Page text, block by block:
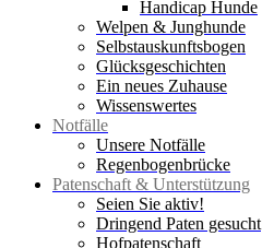
Handicap Hunde
Welpen & Junghunde
Selbstauskunftsbogen
Glücksgeschichten
Ein neues Zuhause
Wissenswertes
Notfälle
Unsere Notfälle
Regenbogenbrücke
Patenschaft & Unterstützung
Seien Sie aktiv!
Dringend Paten gesucht
Hofpatenschaft